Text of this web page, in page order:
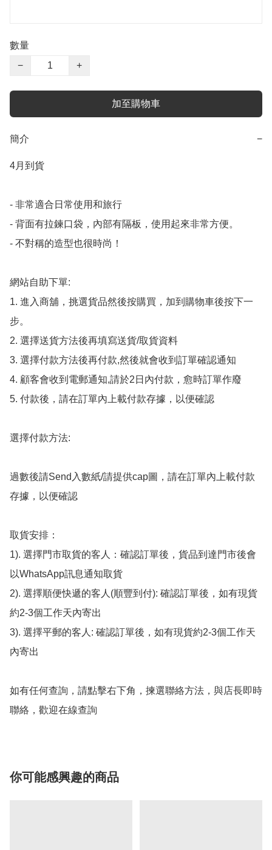
數量
−
+
加至購物車
簡介 −
4月到貨
- 非常適合日常使用和旅行
- 背面有拉鍊口袋，內部有隔板，使用起來非常方便。
- 不對稱的造型也很時尚！
網站自助下單:
1. 進入商舖，挑選貨品然後按購買，加到購物車後按下一
步。
2. 選擇送貨方法後再填寫送貨/取貨資料
3. 選擇付款方法後再付款,然後就會收到訂單確認通知
4. 顧客會收到電郵通知,請於2日內付款，愈時訂單作廢
5. 付款後，請在訂單內上載付款存據，以便確認
選擇付款方法:
過數後請Send入數紙/請提供cap圖，請在訂單內上載付款
存據，以便確認
取貨安排：
1). 選擇門市取貨的客人：確認訂單後，貨品到達門市後會
以WhatsApp訊息通知取貨
2). 選擇順便快遞的客人(順豐到付): 確認訂單後，如有現貨
約2-3個工作天內寄出
3). 選擇平郵的客人: 確認訂單後，如有現貨約2-3個工作天
內寄出
如有任何查詢，請點擊右下角，揀選聯絡方法，與店長即時
聯絡，歡迎在線查詢
你可能感興趣的商品